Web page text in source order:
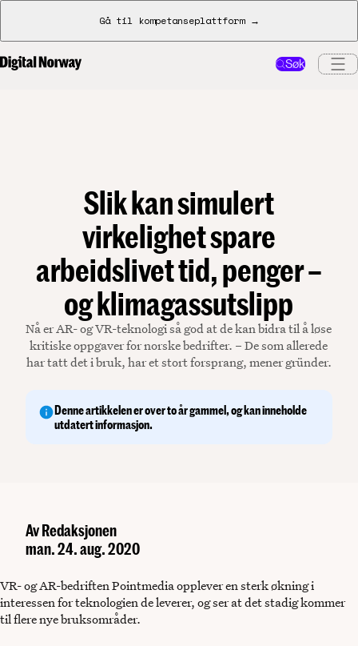
Gå til kompetanseplattform →
Søk
Slik kan simulert
virkelighet spare
arbeidslivet tid, penger –
og klimagassutslipp
Nå er AR- og VR-teknologi så god at de kan bidra til å løse
kritiske oppgaver for norske bedrifter. – De som allerede
har tatt det i bruk, har et stort forsprang, mener gründer.
Denne artikkelen er over to år gammel, og kan inneholde
utdatert informasjon.
AvRedaksjonen
man. 24. aug. 2020
VR- og AR-bedriften Pointmedia opplever en sterk økning i
interessen for teknologien de leverer, og ser at det stadig kommer
til flere nye bruksområder.